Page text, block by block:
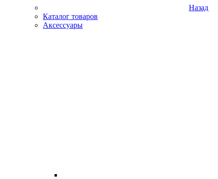
Назад
Каталог товаров
Аксессуары